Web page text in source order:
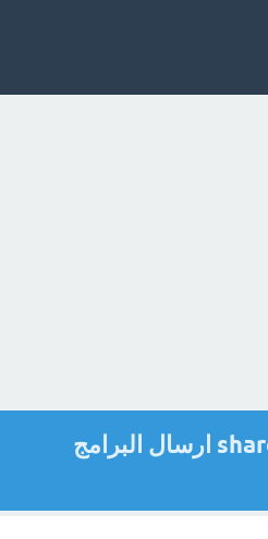
شرح وتحميل برنامج ارسال التطبيقات share apps ارسال البرامج